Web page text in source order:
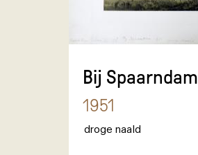
Bij Spaarndam
1951
droge naald